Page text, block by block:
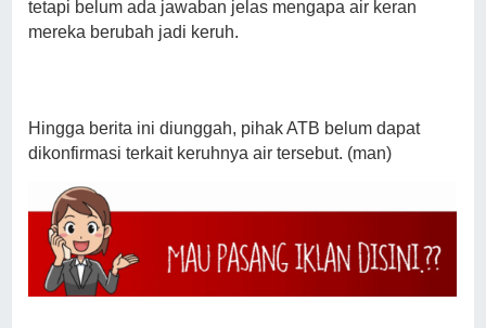
tetapi belum ada jawaban jelas mengapa air keran
mereka berubah jadi keruh.
Hingga berita ini diunggah, pihak ATB belum dapat
dikonfirmasi terkait keruhnya air tersebut. (man)